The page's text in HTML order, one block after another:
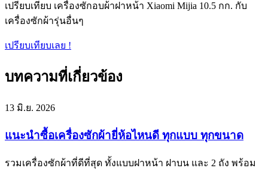
เปรียบเทียบ เครื่องซักอบผ้าฝาหน้า Xiaomi Mijia 10.5 กก. กับ
เครื่องซักผ้ารุ่นอื่นๆ
เปรียบเทียบเลย !
บทความที่เกี่ยวข้อง
13 มิ.ย. 2026
แนะนำซื้อเครื่องซักผ้ายี่ห้อไหนดี ทุกแบบ ทุกขนาด
รวมเครื่องซักผ้าที่ดีที่สุด ทั้งแบบฝาหน้า ฝาบน และ 2 ถัง พร้อม